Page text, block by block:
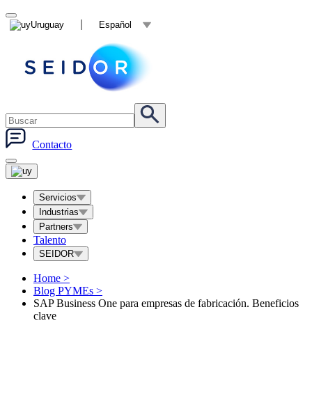
Uruguay Español
Contacto
Servicios
Industrias
Partners
Talento
SEIDOR
Home >
Blog PYMEs >
SAP Business One para empresas de fabricación. Beneficios
clave